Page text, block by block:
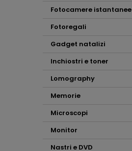
Fotocamere istantanee
Fotoregali
Gadget natalizi
Inchiostri e toner
Lomography
Memorie
Microscopi
Monitor
Nastri e DVD
Scalabrin